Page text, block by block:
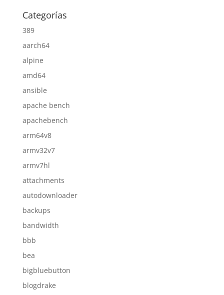
Categorías
389
aarch64
alpine
amd64
ansible
apache bench
apachebench
arm64v8
armv32v7
armv7hl
attachments
autodownloader
backups
bandwidth
bbb
bea
bigbluebutton
blogdrake